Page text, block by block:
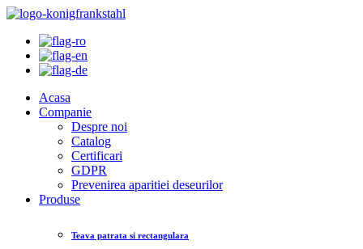
Acasa
Companie
Despre noi
Catalog
Certificari
GDPR
Prevenirea aparitiei deseurilor
Produse
Teava patrata si rectangulara